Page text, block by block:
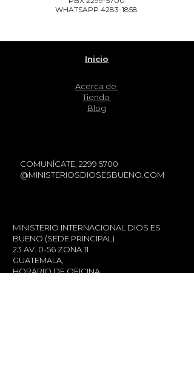
WHATSAPP 4283-1858
Inicio
Acerca de
Tienda
Blog
MINISTERIO INTERNACIONAL DIOS ES
BUENO (SEDE PRINCIPAL)
23 AV. 0-56 ZONA 11
GUATEMALA,
HORARIO DE OFICINA
COMUNÍCATE, 2299 5700
@MINISTERIOSDIOSESBUENO.COM